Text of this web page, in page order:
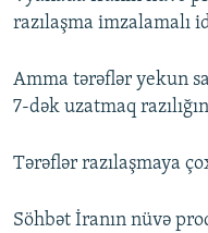
razılaşma imzalamalı
Amma tərəflər yekun
7-dək uzatmaq
Tərəflər razılaşmaya
Söhbət İranın nüvə